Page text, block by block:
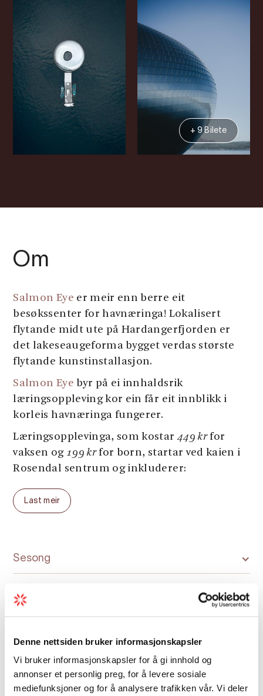
Denne nettsiden bruker informasjonskapsler
Vi bruker informasjonskapsler for å gi innhold og
annonser et personlig preg, for å levere sosiale
mediefunksjoner og for å analysere trafikken vår. Vi deler
+ 9 Bilete
Om
Salmon Eye er meir enn berre eit
besøkssenter for havnæringa! Lokalisert
flytande midt ute på Hardangerfjorden er
det lakeseaugeforma bygget verdas største
flytande kunstinstallasjon.
Salmon Eye byr på ei innhaldsrik
læringsoppleving kor ein får eit innblikk i
korleis havnæringa fungerer.
Læringsopplevinga, som kostar449 krfor
vaksen og 199 krfor born, startar ved kaien i
Rosendal sentrum og inkluderer:
- Transport ut til Salmon Eye i ein av dei
heilelektriske båtane Malm og Melder.
- Større grupper kan få visning til andre tider
Alle visningsturane hjå Salmon Eye er leia av
mindre noko anna er spesifisert i bookinga.
Eit rådgjevarpanel med representantar frå
Last meir
Sesong
Kart